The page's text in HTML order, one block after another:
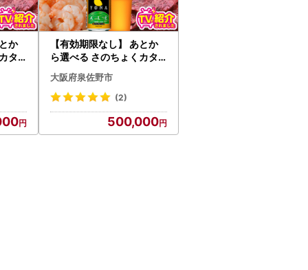
か
タ
【有効期限なし】 あとか
ら選べる さのちょくカタ
ログ（寄附500,000円コ
ース）
大阪府泉佐野市
(2)
500,000